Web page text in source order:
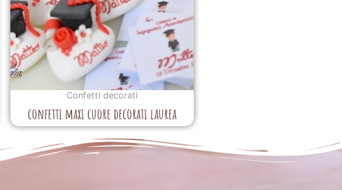
Confetti decorati
confetti maxi cuore decorati laurea